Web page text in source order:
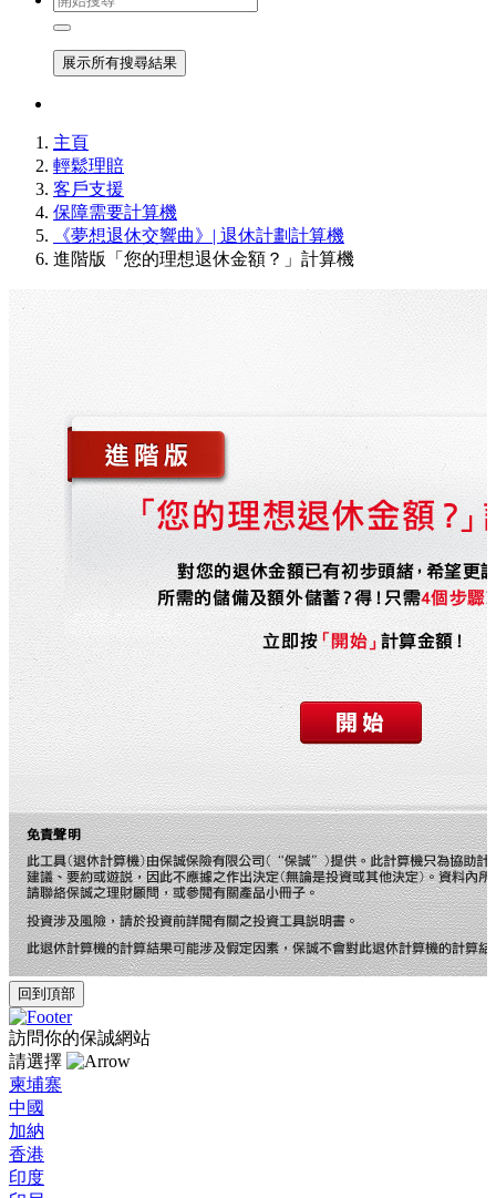
展示所有搜尋結果
主頁
輕鬆理賠
客戶支援
保障需要計算機
《夢想退休交響曲》| 退休計劃計算機
進階版「您的理想退休金額？」計算機
回到頂部
訪問你的保誠網站
請選擇
柬埔寨
中國
加納
香港
印度